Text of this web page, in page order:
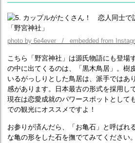
photo by 6e4ever / embedded from
こちら「野宮神社」は源氏物語にも登場
の中に出てくるのは、「黒木鳥居」。樹
いるがっしりとした鳥居は、派手ではあ
感があります。日本最古の形式を採用し
現在は恋愛成就のパワースポットとして
での観光にオススメですよ！
お参りが済んだら、「お亀石」と呼ばれ
な亀の形をした石を撫でてみてください